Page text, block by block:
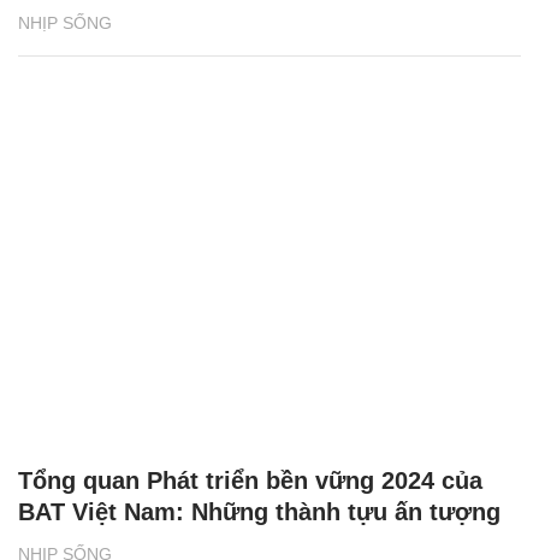
NHỊP SỐNG
NHỊP SỐNG
Tổng quan Phát triển bền vững 2024 của
BAT Việt Nam: Những thành tựu ấn tượng